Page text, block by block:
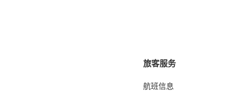
旅客服务
航班信息